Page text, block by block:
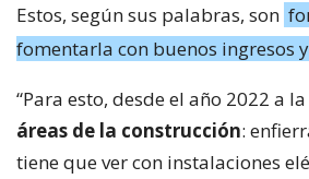
Estos, según sus palabras, son
fomentarla con buenos ingresos
“Para esto, desde el año 2022 a
áreas de la construcción:
tiene que ver con instalaciones